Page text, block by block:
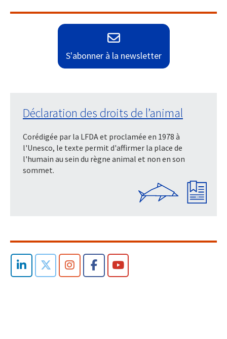
S'abonner à la newsletter
Déclaration des droits de l’animal
Corédigée par la LFDA et proclamée en 1978 à
l'Unesco, le texte permit d'affirmer la place de
l'humain au sein du règne animal et non en son
sommet.